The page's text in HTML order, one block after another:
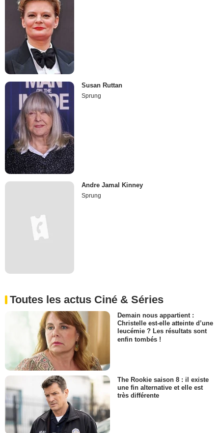
Susan Ruttan
Sprung
Andre Jamal Kinney
Sprung
Toutes les actus Ciné & Séries
Demain nous appartient :
Christelle est-elle atteinte d’une
leucémie ? Les résultats sont
enfin tombés !
The Rookie saison 8 : il existe
une fin alternative et elle est
très différente